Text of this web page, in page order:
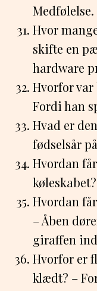
Medfølelse.
Hvor
skifte en
hardware
Hvorfor
Fordi han
Hvad er
fødselsår
Hvordan
Hvordan
– Åben
giraffen
Hvorfor er
klædt? –